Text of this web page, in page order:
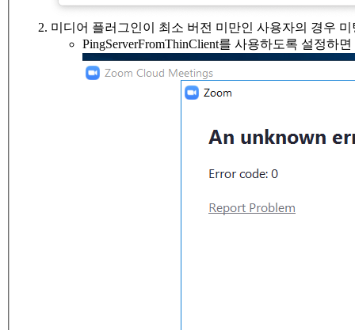
미디어 플러그인이 최소 버전 미만인 사용자의 경우
PingServerFromThinClient를 사용하도록 설정